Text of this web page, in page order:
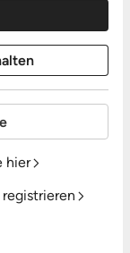
hier